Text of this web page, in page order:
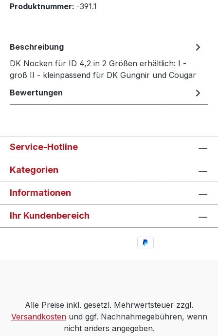
Produktnummer: -391.1
Beschreibung
DK Nocken für ID 4,2 in 2 Größen erhältlich: I -
groß II - kleinpassend für DK Gungnir und Cougar
Bewertungen
Service-Hotline
Kategorien
Informationen
Ihr Kundenbereich
Alle Preise inkl. gesetzl. Mehrwertsteuer zzgl.
Versandkostenund ggf. Nachnahmegebühren, wenn
nicht anders angegeben.